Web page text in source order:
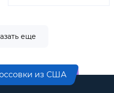
еще
из США